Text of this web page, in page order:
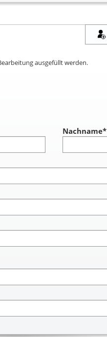
ausgefüllt werden.
Nachname*